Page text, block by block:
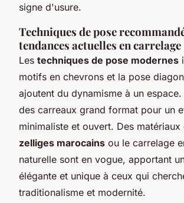
signe d'usure.
Techniques de pose
tendances actuelles en carrelage
Les techniques de pose modernes
motifs en chevrons et la pose
ajoutent du dynamisme à un
des carreaux grand format pour un
minimaliste et ouvert. Des matériaux
zelliges marocains ou le carrelage
naturelle sont en vogue, apportant
élégante et unique à ceux qui
traditionalisme et modernité.